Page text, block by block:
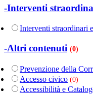
-Interventi
Interventi straordinari
-Altri contenuti (0)
Prevenzione della
Accesso civico (0)
Accessibilità e